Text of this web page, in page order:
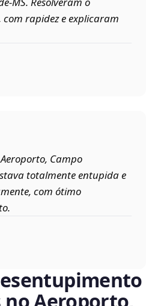
rapidez e explicaram
Campo
totalmente entupida e
com ótimo